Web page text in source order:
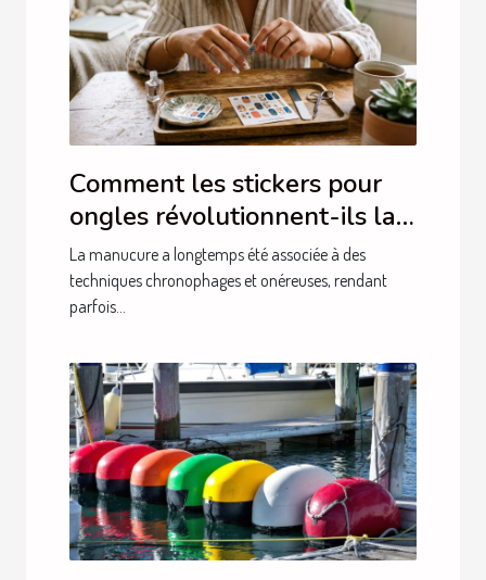
Comment les stickers pour
ongles révolutionnent-ils la
manucure ?
La manucure a longtemps été associée à des
techniques chronophages et onéreuses, rendant
parfois...